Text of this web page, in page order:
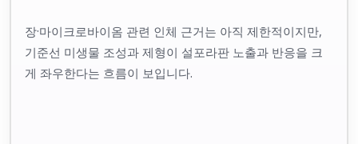
장·마이크로바이옴 관련 인체 근거는 아직 제한적이지만,
기준선 미생물 조성과 제형이 설포라판 노출과 반응을 크
게 좌우한다는 흐름이 보입니다.